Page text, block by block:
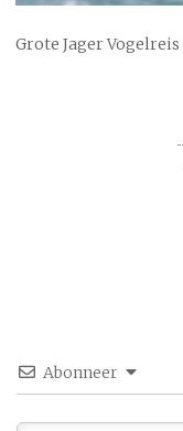
Grote Jager
Abonneer